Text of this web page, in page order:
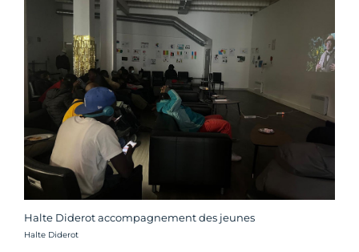
Halte Diderot accompagnement des jeunes
Crédit photo :
Halte Diderot